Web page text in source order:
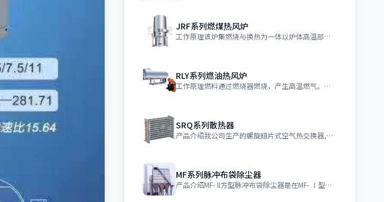
JRF系列燃煤热风炉
工作原理该炉集燃烧与换热为一体以炉体高温部位进行换热的新型间接加热技术，烟和空气
RLY系列燃油热风炉
工作原理燃料通过燃烧器燃烧，产生高温燃气。并借助具有强化换热措施的热风炉将高温燃
SRQ系列散热器
产品介绍我公司生产的螺旋翅片式空气热交换器,又名散热器、散热排管，是以冷热媒质进
MF系列脉冲布袋除尘器
产品介绍MF- II方型脉冲布袋除尘器是在MF- Ⅰ型的基础上经改进修改而成的。